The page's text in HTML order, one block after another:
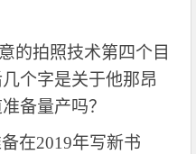
的拍照技术第四个目
个字是关于他那昂
备量产吗？
在2019年写新书